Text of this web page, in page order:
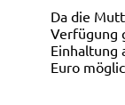
Da die
Verfügung
Einhaltung
Euro